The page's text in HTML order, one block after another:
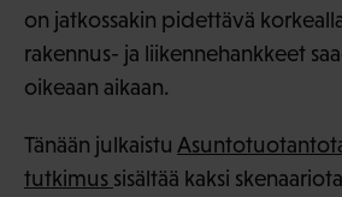
on jatkossakin pidettävä
rakennus- ja liikennehankkeet
oikeaan aikaan.
Tänään julkaistu
tutkimus sisältää kaksi